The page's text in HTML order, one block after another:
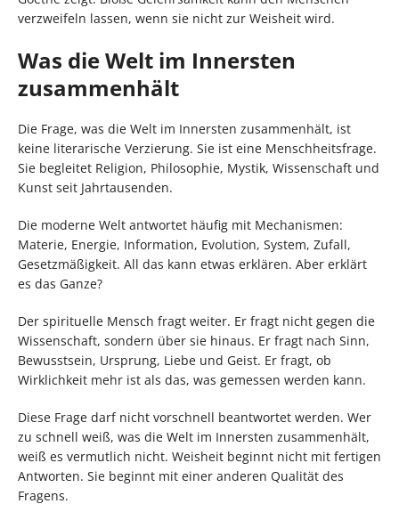
verzweifeln lassen, wenn sie nicht zur Weisheit wird.
Was die Welt im Innersten
zusammenhält
Die Frage, was die Welt im Innersten zusammenhält, ist
keine literarische Verzierung. Sie ist eine Menschheitsfrage.
Sie begleitet Religion, Philosophie, Mystik, Wissenschaft und
Kunst seit Jahrtausenden.
Die moderne Welt antwortet häufig mit Mechanismen:
Materie, Energie, Information, Evolution, System, Zufall,
Gesetzmäßigkeit. All das kann etwas erklären. Aber erklärt
es das Ganze?
Der spirituelle Mensch fragt weiter. Er fragt nicht gegen die
Wissenschaft, sondern über sie hinaus. Er fragt nach Sinn,
Bewusstsein, Ursprung, Liebe und Geist. Er fragt, ob
Wirklichkeit mehr ist als das, was gemessen werden kann.
Diese Frage darf nicht vorschnell beantwortet werden. Wer
zu schnell weiß, was die Welt im Innersten zusammenhält,
weiß es vermutlich nicht. Weisheit beginnt nicht mit fertigen
Antworten. Sie beginnt mit einer anderen Qualität des
Fragens.